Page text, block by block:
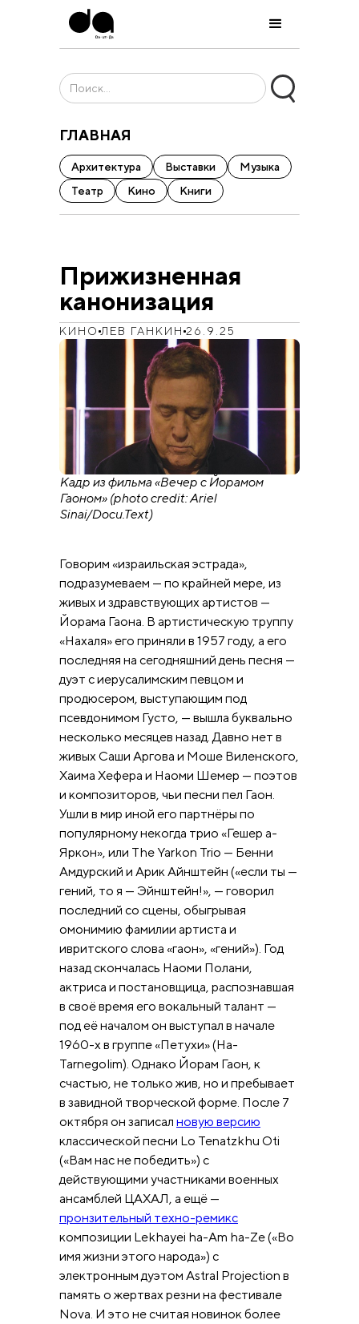
ГЛАВНАЯ
Архитектура Выставки
Музыка
Театр
Кино Книги
Прижизненная
канонизация
КИНО ЛЕВ ГАНКИН 26.9.25
Кадр из фильма «Вечер с Йорамом
Гаоном» (photo credit: Ariel
Sinai/Docu.Text)
Говорим «израильская эстрада»,
подразумеваем — по крайней мере, из
живых и здравствующих артистов —
Йорама Гаона. В артистическую труппу
«Нахаля» его приняли в 1957 году, а его
последняя на сегодняшний день песня —
дуэт с иерусалимским певцом и
продюсером, выступающим под
псевдонимом Густо, — вышла буквально
несколько месяцев назад. Давно нет в
живых Саши Аргова и Моше Виленского,
Хаима Хефера и Наоми Шемер — поэтов
и композиторов, чьи песни пел Гаон.
Ушли в мир иной его партнёры по
популярному некогда трио «Гешер а-
Яркон», или The Yarkon Trio — Бенни
Амдурский и Арик Айнштейн («если ты —
гений, то я — Эйнштейн!», — говорил
последний со сцены, обыгрывая
омонимию фамилии артиста и
ивритского слова «гаон», «гений»). Год
назад скончалась Наоми Полани,
актриса и постановщица, распознавшая
в своё время его вокальный талант —
под её началом он выступал в начале
1960-х в группе «Петухи» (Ha-
Tarnegolim). Однако Йорам Гаон, к
счастью, не только жив, но и пребывает
в завидной творческой форме. После 7
октября он записал новую версию
классической песни Lo Tenatzkhu Oti
(«Вам нас не победить») с
действующими участниками военных
ансамблей ЦАХАЛ, а ещё —
пронзительный техно-ремикс
композиции Lekhayei ha-Am ha-Ze («Во
имя жизни этого народа») с
электронным дуэтом Astral Projection в
память о жертвах резни на фестивале
Nova. И это не считая новинок более